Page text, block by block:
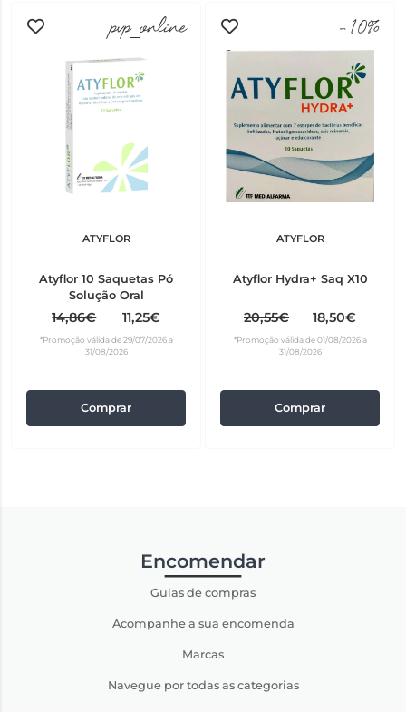
pvp_online
ATYFLOR
Atyflor 10 Saquetas Pó
Solução Oral
14,86€ 11,25€
*Promoção válida de 29/07/2026 a
31/08/2026
Comprar
-10%
ATYFLOR
Atyflor Hydra+ Saq X10
20,55€ 18,50€
*Promoção válida de 01/08/2026 a
31/08/2026
Comprar
Encomendar
Guias de compras
Acompanhe a sua encomenda
Marcas
Navegue por todas as categorias